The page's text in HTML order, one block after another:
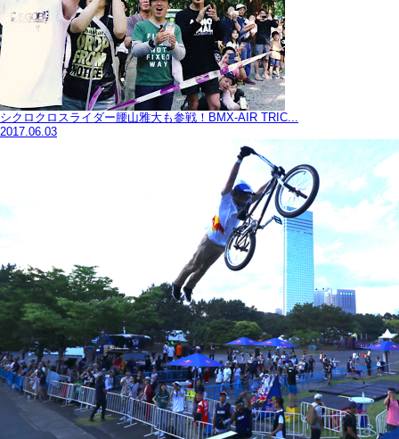
シクロクロスライダー腰山雅大も参戦！BMX-AIR TRIC...
2017.06.03